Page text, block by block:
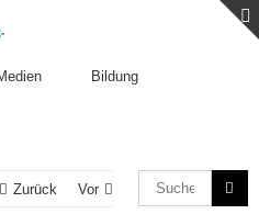
Bildung
Zurück Vor